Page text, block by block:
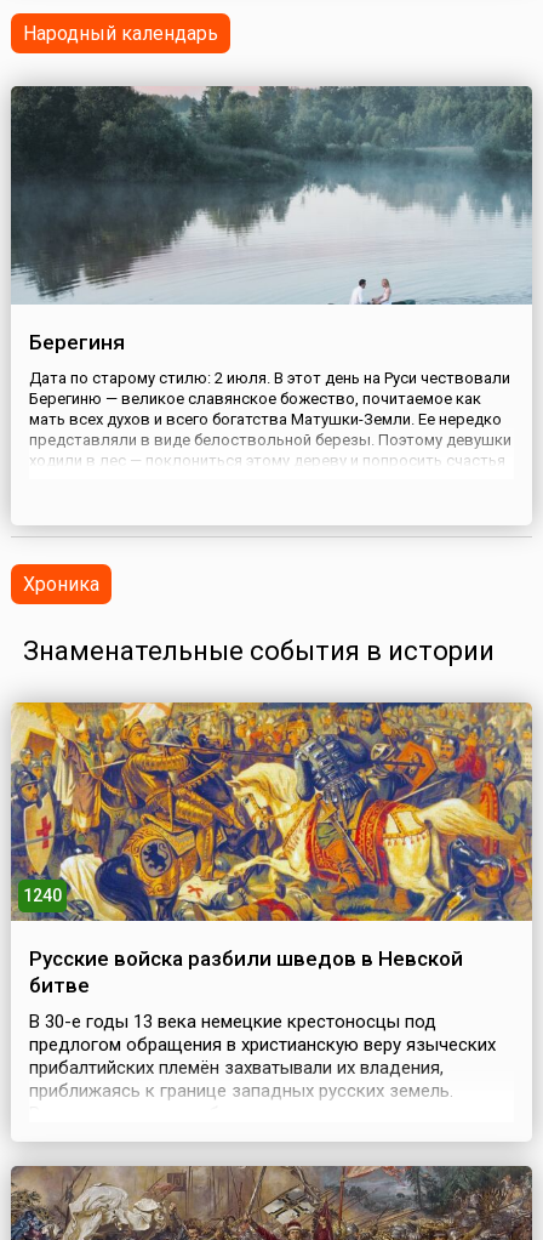
Владислав II Ягелло, ранее правивший в Вильно и зв...
Народный календарь
Берегиня
Дата по старому стилю: 2 июля. В этот день на Руси чествовали
Берегиню — великое славянское божество, почитаемое как
мать всех духов и всего богатства Матушки-Земли. Ее нередко
представляли в виде белоствольной березы. Поэтому девушки
ходили в лес — поклониться этому дереву и попросить счастья
Хроника
Знаменательные события в истории
1240
Русские войска разбили шведов в Невской
битве
В 30-е годы 13 века немецкие крестоносцы под
предлогом обращения в христианскую веру языческих
прибалтийских племён захватывали их владения,
приближаясь к границе западных русских земель.
монгольского нашествия, шведские и немецкие рыцари
1238 году Римский папа благословил короля Швеции на
крес...